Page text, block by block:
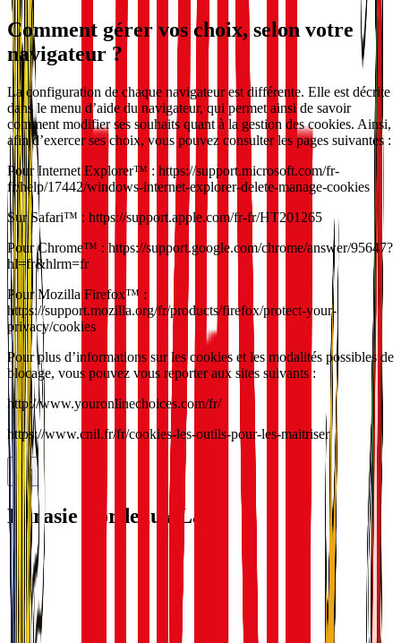
Comment gérer vos choix, selon votre
navigateur ?
La configuration de chaque navigateur est différente. Elle est décrite
dans le menu d’aide du navigateur, qui permet ainsi de savoir
comment modifier ses souhaits quant à la gestion des cookies. Ainsi,
afin d’exercer ses choix, vous pouvez consulter les pages suivantes :
Pour Internet Explorer™ : https://support.microsoft.com/fr-
fr/help/17442/windows-internet-explorer-delete-manage-cookies
Sur Safari™ : https://support.apple.com/fr-fr/HT201265
Pour Chrome™ : https://support.google.com/chrome/answer/95647?
hl=fr&hlrm=fr
Pour Mozilla Firefox™ :
https://support.mozilla.org/fr/products/firefox/protect-your-
privacy/cookies
Pour plus d’informations sur les cookies et les modalités possibles de
blocage, vous pouvez vous reporter aux sites suivants :
http://www.youronlinechoices.com/fr/
https://www.cnil.fr/fr/cookies-les-outils-pour-les-maitriser
Eurasie Bordeaux Lac